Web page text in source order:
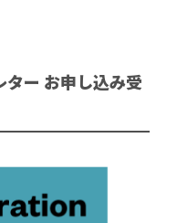
ター お申し込み受